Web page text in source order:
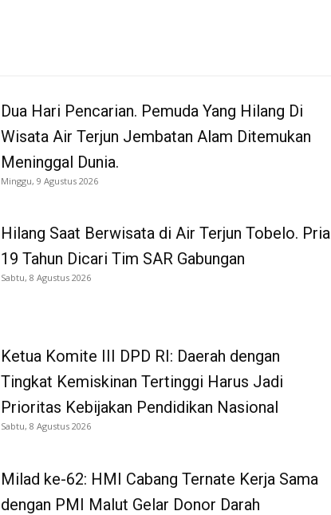
Dua Hari Pencarian. Pemuda Yang Hilang Di
Wisata Air Terjun Jembatan Alam Ditemukan
Meninggal Dunia.
Minggu, 9 Agustus 2026
Hilang Saat Berwisata di Air Terjun Tobelo. Pria
19 Tahun Dicari Tim SAR Gabungan
Sabtu, 8 Agustus 2026
Ketua Komite III DPD RI: Daerah dengan
Tingkat Kemiskinan Tertinggi Harus Jadi
Prioritas Kebijakan Pendidikan Nasional
Sabtu, 8 Agustus 2026
Milad ke-62: HMI Cabang Ternate Kerja Sama
dengan PMI Malut Gelar Donor Darah